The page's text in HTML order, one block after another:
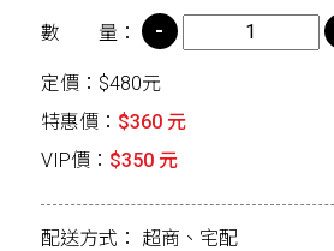
數 量：
定價：$480元
特惠價： $360 元
VIP價： $350 元
配送方式： 超商、宅配